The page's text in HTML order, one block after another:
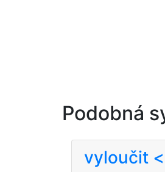
Podobná
vyloučit